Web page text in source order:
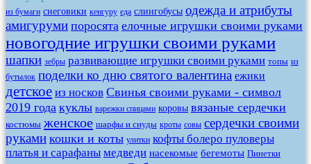
из бумаги снеговики кенгуру еда слингобусы одежда и атрибуты
амигуруми поросята елочные игрушки своими руками
новогодние игрушки своими руками
шапки зебры развивающие игрушки своими руками топы из
бутылок поделки ко дню святого валентина ежики
детское из носков Свинья своими руками - символ
2019 года куклы варежки спицами коровы вязаные сердечки
костюмы женское шарфы и снуды кроты совы сердечки своими
руками кошки и коты улитки кофты болеро пуловеры
платья и сарафаны медведи насекомые бегемоты Пинетки